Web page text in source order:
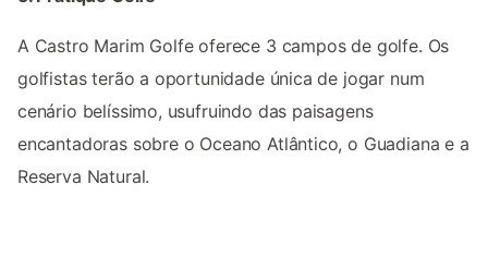
A Castro Marim Golfe oferece 3 campos de golfe. Os
golfistas terão a oportunidade única de jogar num
cenário belíssimo, usufruindo das paisagens
encantadoras sobre o Oceano Atlântico, o Guadiana e a
Reserva Natural.